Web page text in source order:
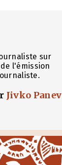
sur
l'émission
Jivko Panev